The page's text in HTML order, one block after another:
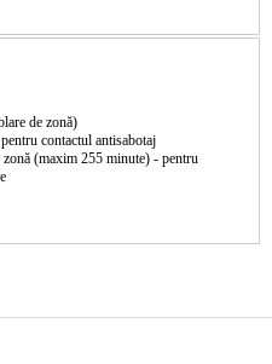
de zonă)
contactul antisabotaj
zonă (maxim 255 minute) - pentru